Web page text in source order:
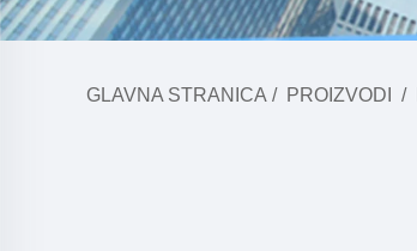
GLAVNA STRANICA / PROIZVODI /